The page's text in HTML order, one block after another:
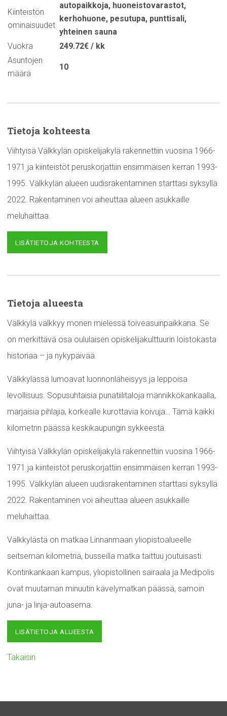
Kiinteistön
ominaisuudet
autopaikkoja, huoneistovarastot,
kerhohuone, pesutupa, punttisali,
yhteinen sauna
Vuokra
249.72€ / kk
Asuntojen
määrä
10
Tietoja kohteesta
Viihtyisä Välkkylän opiskelijakylä rakennettiin vuosina 1966-
1971 ja kiinteistöt peruskorjattiin ensimmäisen kerran 1993-
1995. Välkkylän alueen uudisrakentaminen starttasi syksyllä
2022. Rakentaminen voi aiheuttaa alueen asukkaille
meluhaittaa.
LISÄTIETOJA KOHTEESTA
Tietoja alueesta
Välkkylä välkkyy monen mielessä toiveasuinpaikkana. Se
on merkittävä osa oululaisen opiskelijakulttuurin loistokasta
historiaa – ja nykypäivää.
Välkkylässä lumoavat luonnonläheisyys ja leppoisa
levollisuus. Sopusuhtaisia punatiilitaloja männikkökankaalla,
marjaisia pihlajia, korkealle kurottavia koivuja… Tämä kaikki
kilometrin päässä keskikaupungin sykkeestä.
Viihtyisä Välkkylän opiskelijakylä rakennettiin vuosina 1966-
1971 ja kiinteistöt peruskorjattiin ensimmäisen kerran 1993-
1995. Välkkylän alueen uudisrakentaminen starttasi syksyllä
2022. Rakentaminen voi aiheuttaa alueen asukkaille
meluhaittaa.
Välkkylästä on matkaa Linnanmaan yliopistoalueelle
seitsemän kilometriä, busseilla matka taittuu joutuisasti.
Kontinkankaan kampus, yliopistollinen sairaala ja Medipolis
ovat muutaman minuutin kävelymatkan päässä, samoin
juna- ja linja-autoasema.
LISÄTIETOJA ALUEESTA
Takaisin